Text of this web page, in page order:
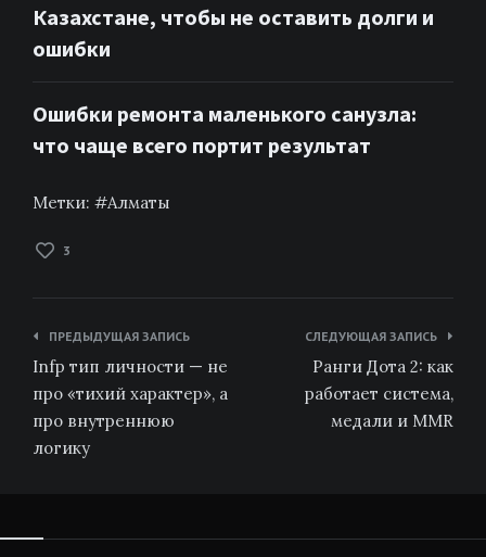
Казахстане, чтобы не оставить долги и
ошибки
Ошибки ремонта маленького санузла:
что чаще всего портит результат
Метки: Алматы
3
Навигация
по
записям
ПРЕДЫДУЩАЯ ЗАПИСЬ
Infp тип личности — не
про «тихий характер», а
про внутреннюю
логику
СЛЕДУЮЩАЯ ЗАПИСЬ
Ранги Дота 2: как
работает система,
медали и MMR